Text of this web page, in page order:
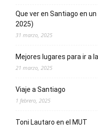
Que ver en Santiago en
2025)
31 marzo, 2025
Mejores lugares para ir a
21 marzo, 2025
Viaje a Santiago
1 febrero, 2025
Toni Lautaro en el MUT